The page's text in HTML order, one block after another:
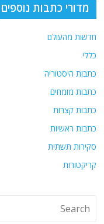
מדורי כתבות נוספים
חדשות מהעולם
כללי
כתבות היסטוריה
כתבות מומחים
כתבות קצרות
כתבות ראשיות
סקירות תשתית
קריקטורות